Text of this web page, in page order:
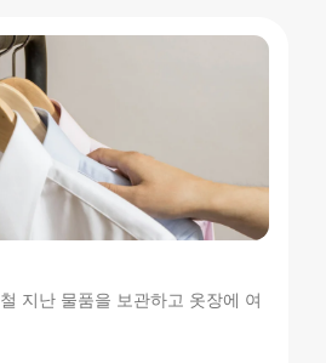
지난 물품을 보관하고 옷장에 여